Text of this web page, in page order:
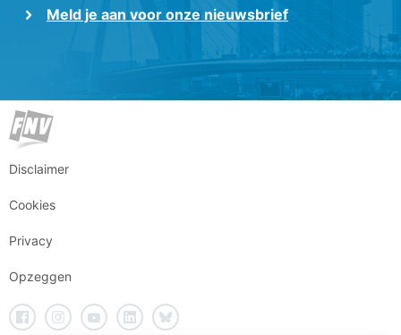
Meld je aan voor onze nieuwsbrief
Disclaimer
Cookies
Privacy
Opzeggen